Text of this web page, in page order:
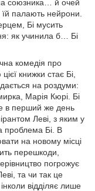
союзника… й очей
їй палають нейрони.
Бі мусить
як учинила б… Бі
комедія про
книжки стає Бі,
на роздуми:
Марія Кюрі. Бі
в перший же день
Леві, з яким у
проблема Бі. В
на новому місці
перешкоди,
погрожує
та чи так це
відділяє лише